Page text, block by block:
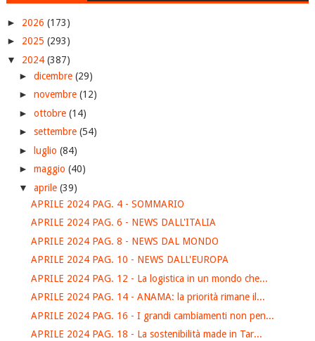
► 2026 (173)
► 2025 (293)
▼ 2024 (387)
► dicembre (29)
► novembre (12)
► ottobre (14)
► settembre (54)
► luglio (84)
► maggio (40)
▼ aprile (39)
APRILE 2024 PAG. 4 - SOMMARIO
APRILE 2024 PAG. 6 - NEWS DALL'ITALIA
APRILE 2024 PAG. 8 - NEWS DAL MONDO
APRILE 2024 PAG. 10 - NEWS DALL'EUROPA
APRILE 2024 PAG. 12 - La logistica in un mondo che...
APRILE 2024 PAG. 14 - ANAMA: la priorità rimane il...
APRILE 2024 PAG. 16 - I grandi cambiamenti non pen...
APRILE 2024 PAG. 18 - La sostenibilità made in Tar...